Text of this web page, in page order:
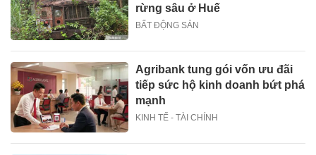
rừng sâu ở Huế
BẤT ĐỘNG SẢN
Agribank tung gói vốn ưu đãi
tiếp sức hộ kinh doanh bứt phá
mạnh
KINH TẾ - TÀI CHÍNH